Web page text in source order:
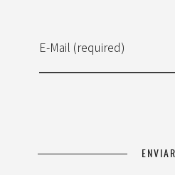
E-Mail (required)